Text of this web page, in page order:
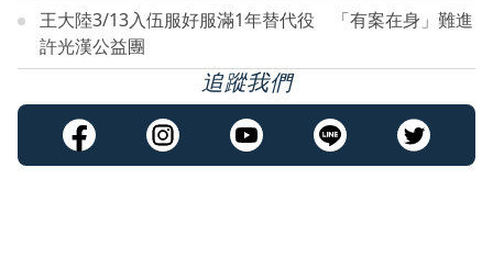
王大陸3/13入伍服好服滿1年替代役 「有案在身」難進
許光漢公益團
追蹤我們